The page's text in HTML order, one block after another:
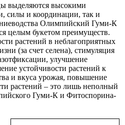
выделяются высокими
силы и координации, так и
Олимпийский Гуми-К
целым букетом преимуществ.
растений в неблагоприятных
(за счет селена), стимуляция
улучшение
устойчивости растений к
и вкуса урожая, повышение
растений – это лишь неполный
Гуми-К и Фитоспорина-